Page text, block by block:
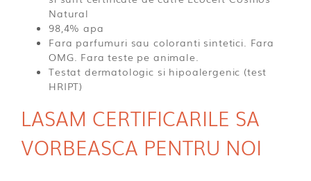
Natural
98,4% apa
Fara parfumuri sau coloranti sintetici. Fara
OMG. Fara teste pe animale.
Testat dermatologic si hipoalergenic (test
HRIPT)
LASAM CERTIFICARILE SA
VORBEASCA PENTRU NOI